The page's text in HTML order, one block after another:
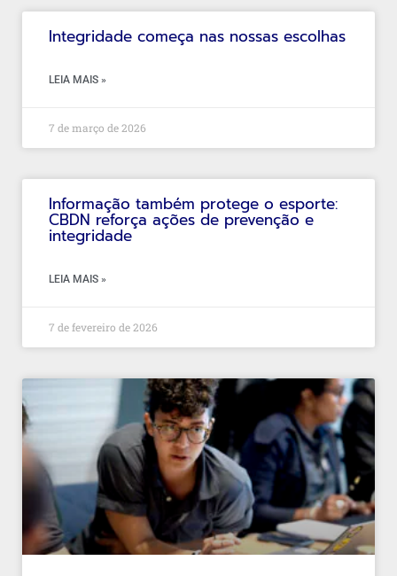
Integridade começa nas nossas escolhas
LEIA MAIS »
7 de março de 2026
Informação também protege o esporte:
CBDN reforça ações de prevenção e
integridade
LEIA MAIS »
7 de fevereiro de 2026